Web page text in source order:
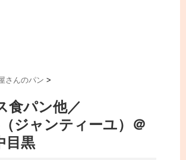
さんのパン >
食パン他／
ジャンティーユ）＠
目黒